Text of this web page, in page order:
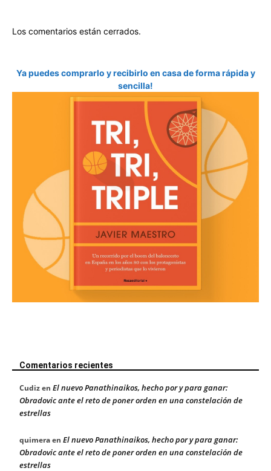
Los comentarios están cerrados.
Ya puedes comprarlo y recibirlo en casa de forma rápida y
sencilla!
Comentarios recientes
Cudizen El nuevo Panathinaikos, hecho por y para ganar:
Obradovic ante el reto de poner orden en una constelación de
estrellas
quimeraen El nuevo Panathinaikos, hecho por y para ganar:
Obradovic ante el reto de poner orden en una constelación de
estrellas